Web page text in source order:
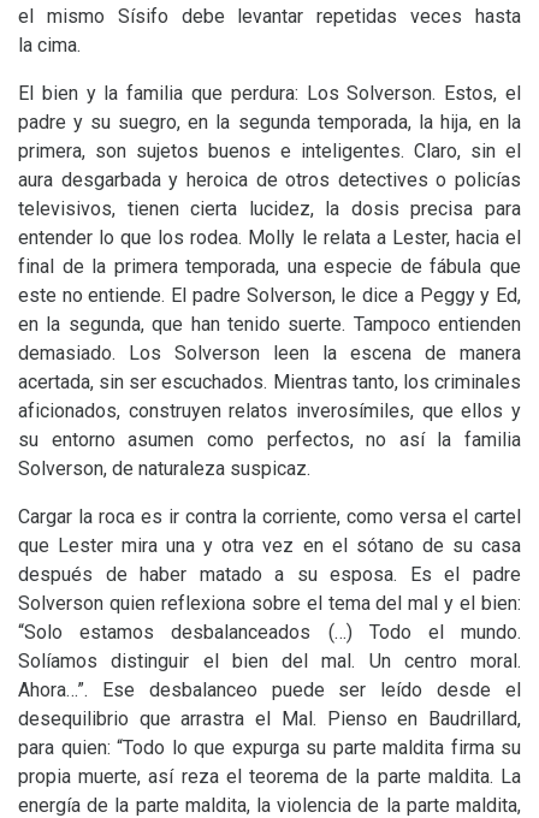
el mismo Sísifo debe levantar repetidas veces hasta
la cima.
El bien y la familia que perdura: Los Solverson. Estos, el
padre y su suegro, en la segunda temporada, la hija, en la
primera, son sujetos buenos e inteligentes. Claro, sin el
aura desgarbada y heroica de otros detectives o policías
televisivos, tienen cierta lucidez, la dosis precisa para
entender lo que los rodea. Molly le relata a Lester, hacia el
final de la primera temporada, una especie de fábula que
este no entiende. El padre Solverson, le dice a Peggy y Ed,
en la segunda, que han tenido suerte. Tampoco entienden
demasiado. Los Solverson leen la escena de manera
acertada, sin ser escuchados. Mientras tanto, los criminales
aficionados, construyen relatos inverosímiles, que ellos y
su entorno asumen como perfectos, no así la familia
Solverson, de naturaleza suspicaz.
Cargar la roca es ir contra la corriente, como versa el cartel
que Lester mira una y otra vez en el sótano de su casa
después de haber matado a su esposa. Es el padre
Solverson quien reflexiona sobre el tema del mal y el bien:
“Solo estamos desbalanceados (…) Todo el mundo.
Solíamos distinguir el bien del mal. Un centro moral.
Ahora…”. Ese desbalanceo puede ser leído desde el
desequilibrio que arrastra el Mal. Pienso en Baudrillard,
para quien: “Todo lo que expurga su parte maldita firma su
propia muerte, así reza el teorema de la parte maldita. La
energía de la parte maldita, la violencia de la parte maldita,